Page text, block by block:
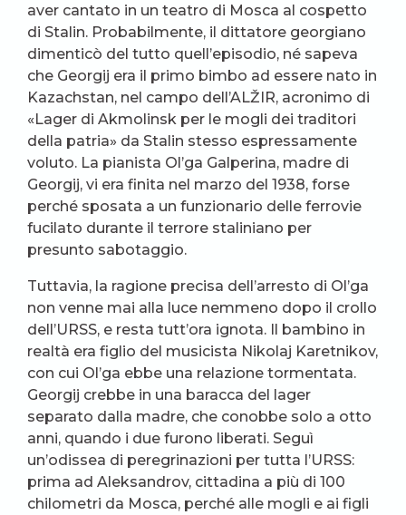
aver cantato in un teatro di Mosca al cospetto
di Stalin. Probabilmente, il dittatore georgiano
dimenticò del tutto quell’episodio, né sapeva
che Georgij era il primo bimbo ad essere nato in
Kazachstan, nel campo dell’ALŽIR, acronimo di
«Lager di Akmolinsk per le mogli dei traditori
della patria» da Stalin stesso espressamente
voluto. La pianista Ol’ga Galperina, madre di
Georgij, vi era finita nel marzo del 1938, forse
perché sposata a un funzionario delle ferrovie
fucilato durante il terrore staliniano per
presunto sabotaggio.
Tuttavia, la ragione precisa dell’arresto di Ol’ga
non venne mai alla luce nemmeno dopo il crollo
dell’URSS, e resta tutt’ora ignota. Il bambino in
realtà era figlio del musicista Nikolaj Karetnikov,
con cui Ol’ga ebbe una relazione tormentata.
Georgij crebbe in una baracca del lager
separato dalla madre, che conobbe solo a otto
anni, quando i due furono liberati. Seguì
un’odissea di peregrinazioni per tutta l’URSS:
prima ad Aleksandrov, cittadina a più di 100
chilometri da Mosca, perché alle mogli e ai figli